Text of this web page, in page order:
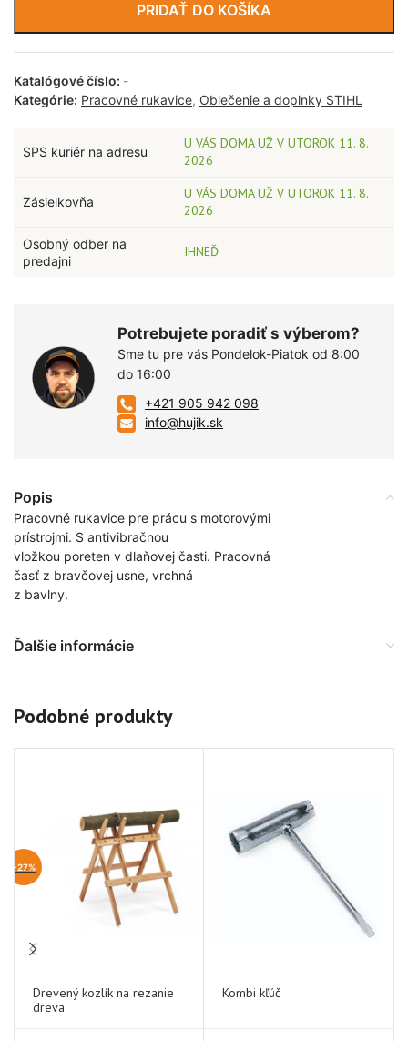
PRIDAŤ DO KOŠÍKA
Katalógové číslo: -
Kategórie: Pracovné rukavice, Oblečenie a doplnky STIHL
SPS kuriér na adresu
U VÁS DOMA UŽ V UTOROK 11. 8.
2026
Zásielkovňa
U VÁS DOMA UŽ V UTOROK 11. 8.
2026
Osobný odber na
predajni
IHNEĎ
Potrebujete poradiť s výberom?
Sme tu pre vás Pondelok-Piatok od 8:00
do 16:00
+421 905 942 098
info@hujik.sk
Popis
Pracovné rukavice pre prácu s motorovými
prístrojmi. S antivibračnou
vložkou poreten v dlaňovej časti. Pracovná
časť z bravčovej usne, vrchná
z bavlny.
Ďalšie informácie
Podobné produkty
-27%
Drevený kozlík na rezanie
dreva
Kombi kľúč